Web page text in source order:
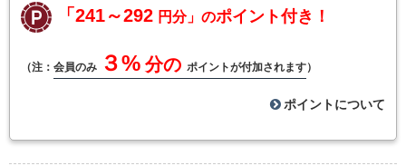
「241～292 円分」のポイント付き！
（注： 会員のみ ３% 分の ポイントが付加されます）
ポイントについて